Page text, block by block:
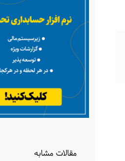
مقالات مشابه